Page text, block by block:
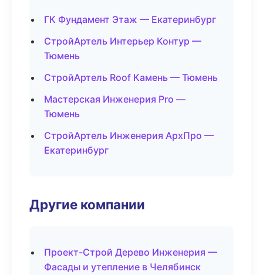
ГК Фундамент Этаж — Екатеринбург
СтройАртель Интерьер Контур —
Тюмень
СтройАртель Roof Камень — Тюмень
Мастерская Инженерия Pro —
Тюмень
СтройАртель Инженерия АрхПро —
Екатеринбург
Другие компании
Проект-Строй Дерево Инженерия —
Фасады и утепление в Челябинск